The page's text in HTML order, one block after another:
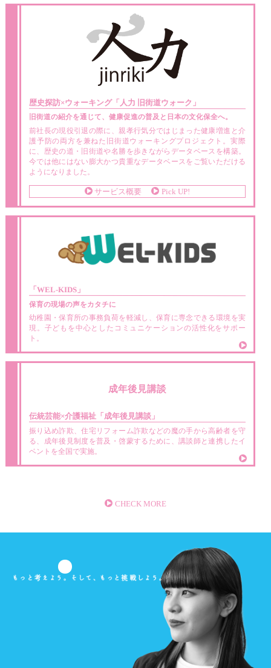
歴史探訪×ウォーキング「人力 旧街道ウォーク」
旧街道の紹介を通じて、健康促進の普及と日本の文化保全へ。
前社長の現役引退の際に、親孝行気分ではじまった健康増進と介
護予防の両方を兼ねた旧街道ウォーキングプロジェクト。実際
に、歴史の道・旧街道や名勝を歩きながらデータベースを構築。
今では他にはない膨大かつ貴重なデータベースをご覧いただける
ようになりました。
サービス概要 Pick UP!
「WEL-KIDS」
保育の現場の声をカタチに
幼稚園・保育所の事務負荷を軽減し、保育に専念できる環境を実
現。子どもを中心としたコミュニケーションの活性化をサポー
ト。
成年後見講談
伝統芸能×介護福祉「成年後見講談」
振り込め詐欺、住宅リフォーム詐欺などの魔の手から高齢者を守
る、成年後見制度を普及・啓蒙するために、講談師と連携したイ
ベントを全国で実施。
CHECK MORE